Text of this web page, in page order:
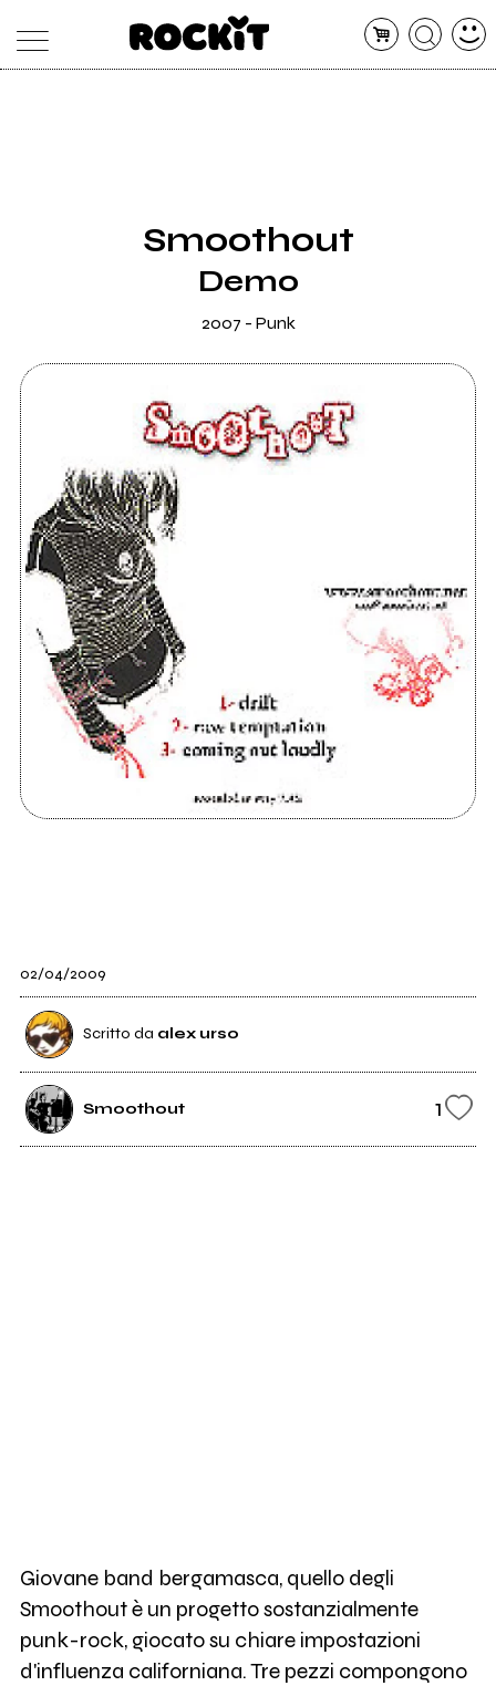
Smoothout
Demo
2007 - Punk
02/04/2009
Scritto da alex urso
Smoothout 1
Giovane band bergamasca, quello degli
Smoothout è un progetto sostanzialmente
punk-rock, giocato su chiare impostazioni
d'influenza californiana. Tre pezzi compongono